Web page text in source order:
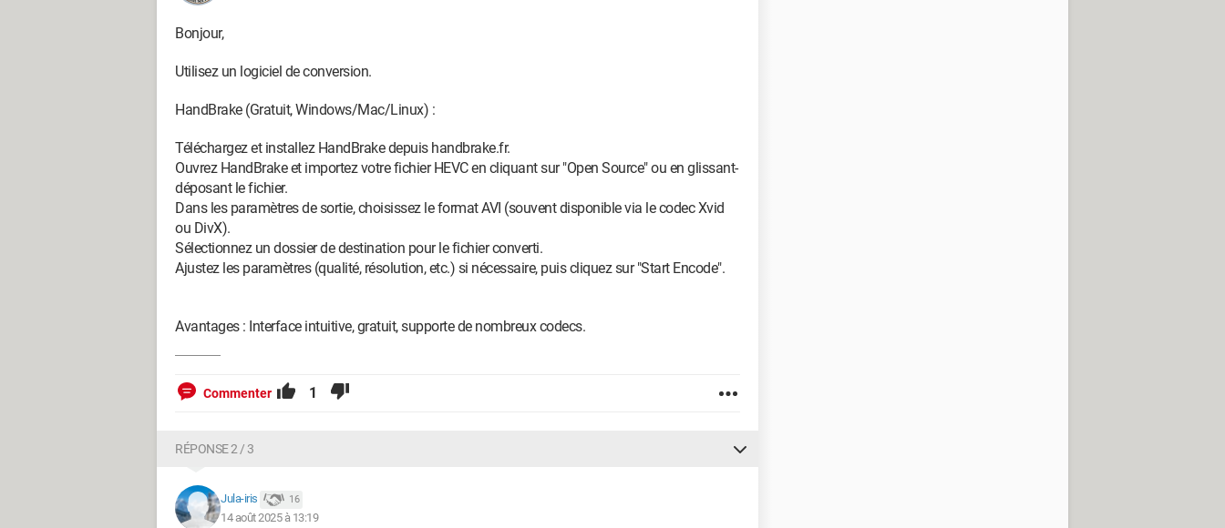
Bonjour,
Utilisez un logiciel de conversion.
HandBrake (Gratuit, Windows/Mac/Linux) :
Téléchargez et installez HandBrake depuis handbrake.fr.
Ouvrez HandBrake et importez votre fichier HEVC en cliquant sur "Open Source" ou en glissant-
déposant le fichier.
Dans les paramètres de sortie, choisissez le format AVI (souvent disponible via le codec Xvid
ou DivX).
Sélectionnez un dossier de destination pour le fichier converti.
Ajustez les paramètres (qualité, résolution, etc.) si nécessaire, puis cliquez sur "Start Encode".
Avantages : Interface intuitive, gratuit, supporte de nombreux codecs.
Commenter 1
RÉPONSE 2 / 3
Jula-iris 16
14 août 2025 à 13:19